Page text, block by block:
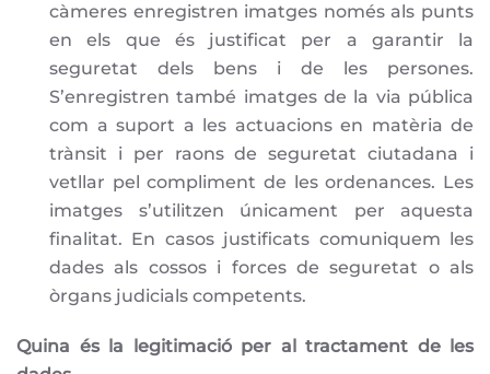
càmeres enregistren imatges només als punts
en els que és justificat per a garantir la
seguretat dels bens i de les persones.
S’enregistren també imatges de la via pública
com a suport a les actuacions en matèria de
trànsit i per raons de seguretat ciutadana i
vetllar pel compliment de les ordenances. Les
imatges s’utilitzen únicament per aquesta
finalitat. En casos justificats comuniquem les
dades als cossos i forces de seguretat o als
òrgans judicials competents.
Quina és la legitimació per al tractament de les